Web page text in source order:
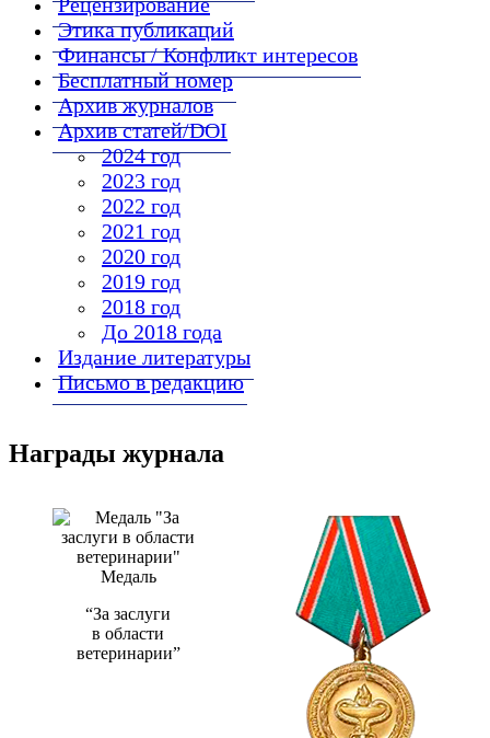
Этика публикаций
Финансы / Конфликт интересов
Бесплатный номер
Архив журналов
Архив статей/DOI
2024 год
2023 год
2022 год
2021 год
2020 год
2019 год
2018 год
До 2018 года
Издание литературы
Письмо в редакцию
Награды журнала
Медаль
“За заслуги
в области
ветеринарии”